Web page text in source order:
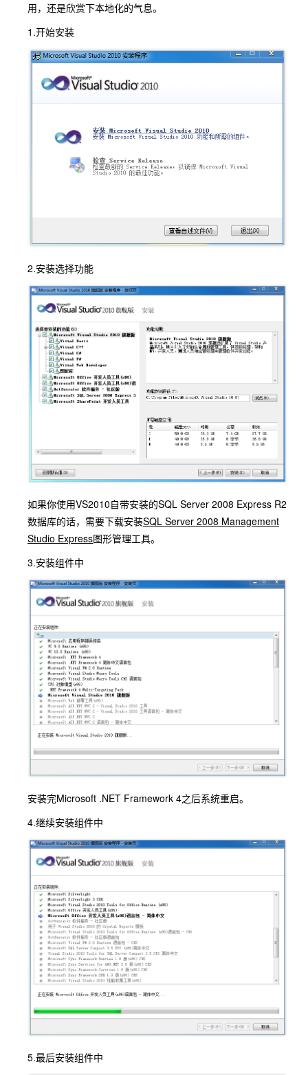
用，还是欣赏下本地化的气息。
1.开始安装
2.安装选择功能
如果你使用VS2010自带安装的SQL Server 2008 Express R2
数据库的话，需要下载安装SQL Server 2008 Management
Studio Express图形管理工具。
3.安装组件中
安装完Microsoft .NET Framework 4之后系统重启。
4.继续安装组件中
5.最后安装组件中